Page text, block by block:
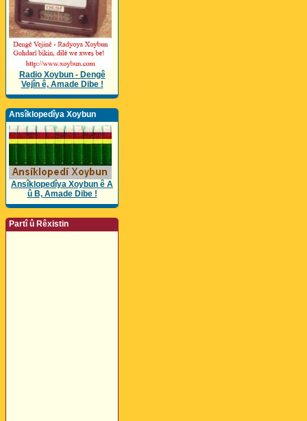
Radio Xoybun - Dengê
Vejîn ê, Amade Dibe !
Ansîklopedîya Xoybun
Ansîklopedîya Xoybun ê A
û B, Amade Dibe !
Partî û Rêxistin